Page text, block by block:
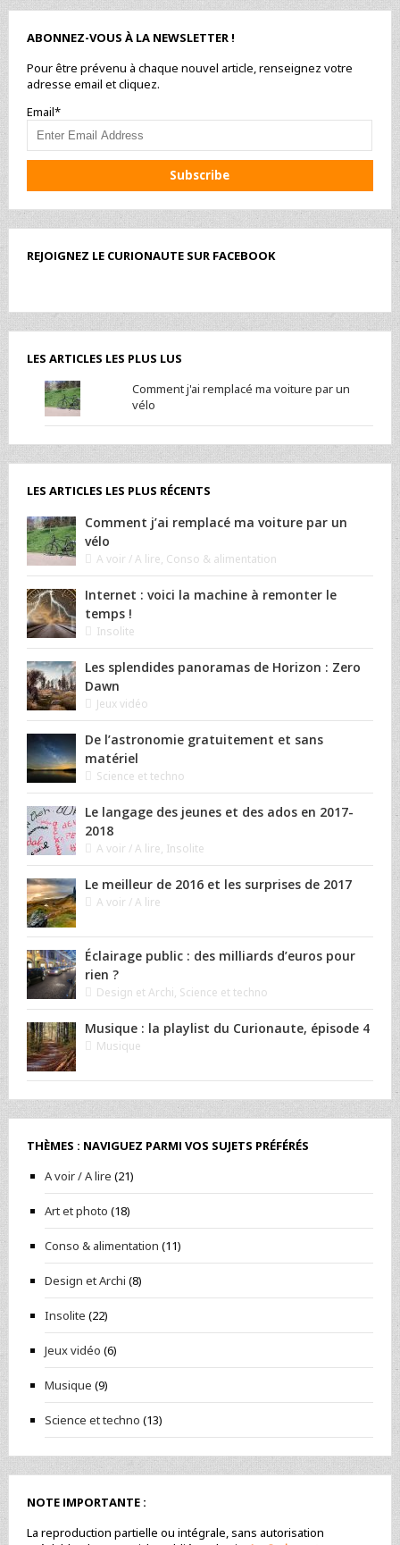
ABONNEZ-VOUS À LA NEWSLETTER !
Pour être prévenu à chaque nouvel article, renseignez votre
adresse email et cliquez.
Email*
REJOIGNEZ LE CURIONAUTE SUR FACEBOOK
LES ARTICLES LES PLUS LUS
Comment j'ai remplacé ma voiture par un
vélo
LES ARTICLES LES PLUS RÉCENTS
Comment j’ai remplacé ma voiture par un
vélo
A voir / A lire, Conso & alimentation
Internet : voici la machine à remonter le
temps !
Insolite
Les splendides panoramas de Horizon : Zero
Dawn
Jeux vidéo
De l’astronomie gratuitement et sans
matériel
Science et techno
Le langage des jeunes et des ados en 2017-
2018
A voir / A lire, Insolite
Le meilleur de 2016 et les surprises de 2017
A voir / A lire
Éclairage public : des milliards d’euros pour
rien ?
Design et Archi, Science et techno
Musique : la playlist du Curionaute, épisode 4
Musique
THÈMES : NAVIGUEZ PARMI VOS SUJETS PRÉFÉRÉS
A voir / A lire (21)
Art et photo (18)
Conso & alimentation (11)
Design et Archi (8)
Insolite (22)
Jeux vidéo (6)
Musique (9)
Science et techno (13)
NOTE IMPORTANTE :
La reproduction partielle ou intégrale, sans autorisation